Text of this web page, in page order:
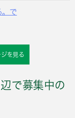
。で
を見る
で募集中の